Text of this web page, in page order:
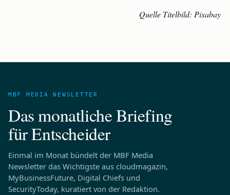
Quelle Titelbild: Pixabay
MBF MEDIA NEWSLETTER
Das monatliche Briefing
für Entscheider
Einmal im Monat bündelt der MBF Media
Newsletter das Wichtigste aus cloudmagazin,
MyBusinessFuture, Digital Chiefs und
SecurityToday, kuratiert von der Redaktion.